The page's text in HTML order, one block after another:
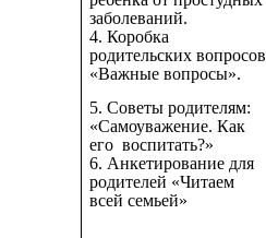
заболеваний.
4. Коробка
родительских вопросов
«Важные вопросы».
5. Советы родителям:
«Самоуважение. Как
его воспитать?»
6. Анкетирование для
родителей «Читаем
всей семьей»